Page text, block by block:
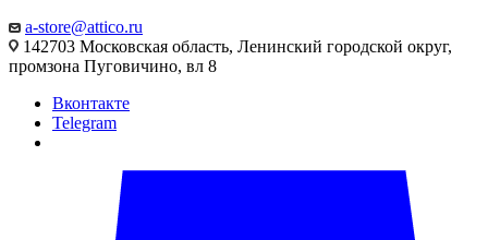
a-store@attico.ru
142703 Московская область, Ленинский городской округ,
промзона Пуговичино, вл 8
Вконтакте
Telegram